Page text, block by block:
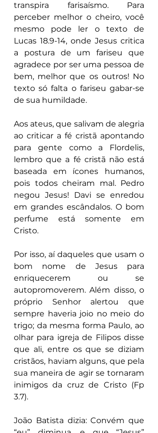
transpira farisaísmo. Para
perceber melhor o cheiro, você
mesmo pode ler o texto de
Lucas 18.9-14, onde Jesus critica
a postura de um fariseu que
agradece por ser uma pessoa de
bem, melhor que os outros! No
texto só falta o fariseu gabar-se
de sua humildade.
Aos ateus, que salivam de alegria
ao criticar a fé cristã apontando
para gente como a Flordelis,
lembro que a fé cristã não está
baseada em ícones humanos,
pois todos cheiram mal. Pedro
negou Jesus! Davi se enredou
em grandes escândalos. O bom
perfume está somente em
Cristo.
Por isso, aí daqueles que usam o
bom nome de Jesus para
enriquecerem ou se
autopromoverem. Além disso, o
próprio Senhor alertou que
sempre haveria joio no meio do
trigo; da mesma forma Paulo, ao
olhar para igreja de Filipos disse
que ali, entre os que se diziam
cristãos, haviam alguns, que pela
sua maneira de agir se tornaram
inimigos da cruz de Cristo (Fp
3.7).
João Batista dizia: Convém que